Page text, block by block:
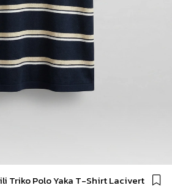
Triko Polo Yaka T-Shirt Lacivert